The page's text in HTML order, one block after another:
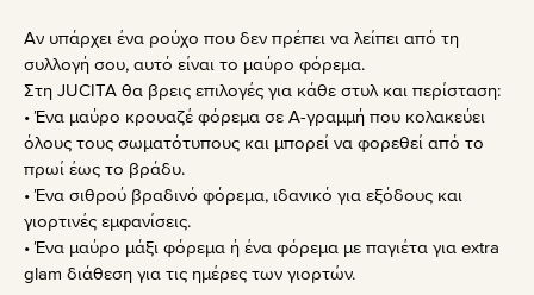
Αν υπάρχει ένα ρούχο που δεν πρέπει να λείπει από τη
συλλογή σου, αυτό είναι το μαύρο φόρεμα.
Στη JUCITA θα βρεις επιλογές για κάθε στυλ και περίσταση:
• Ένα μαύρο κρουαζέ φόρεμα σε Α-γραμμή που κολακεύει
όλους τους σωματότυπους και μπορεί να φορεθεί από το
πρωί έως το βράδυ.
• Ένα σιθρού βραδινό φόρεμα, ιδανικό για εξόδους και
γιορτινές εμφανίσεις.
• Ένα μαύρο μάξι φόρεμα ή ένα φόρεμα με παγιέτα για extra
glam διάθεση για τις ημέρες των γιορτών.